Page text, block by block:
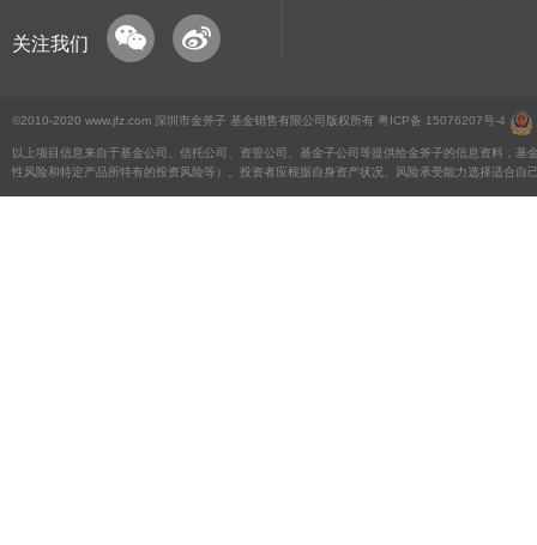
关注我们
©2010-2020 www.jfz.com 深圳市金斧子 基金销售有限公司版权所有 粤ICP备 15076207号-4
以上项目信息来自于基金公司、信托公司、资管公司、基金子公司等提供给金斧子的信息资料，
性风险和特定产品所特有的投资风险等）。投资者应根据自身资产状况、风险承受能力选择适合